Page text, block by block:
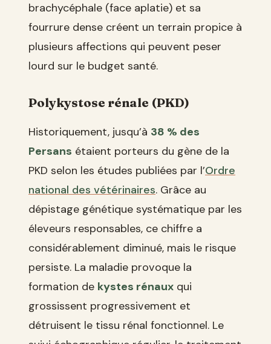
brachycéphale (face aplatie) et sa
fourrure dense créent un terrain propice à
plusieurs affections qui peuvent peser
lourd sur le budget santé.
Polykystose rénale (PKD)
Historiquement, jusqu’à 38 % des
Persans étaient porteurs du gène de la
PKD selon les études publiées par l’Ordre
national des vétérinaires. Grâce au
dépistage génétique systématique par les
éleveurs responsables, ce chiffre a
considérablement diminué, mais le risque
persiste. La maladie provoque la
formation de kystes rénaux qui
grossissent progressivement et
détruisent le tissu rénal fonctionnel. Le